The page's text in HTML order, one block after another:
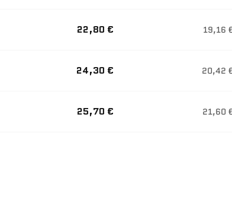
22,80 € 19,16
24,30 € 20,42
25,70 € 21,60